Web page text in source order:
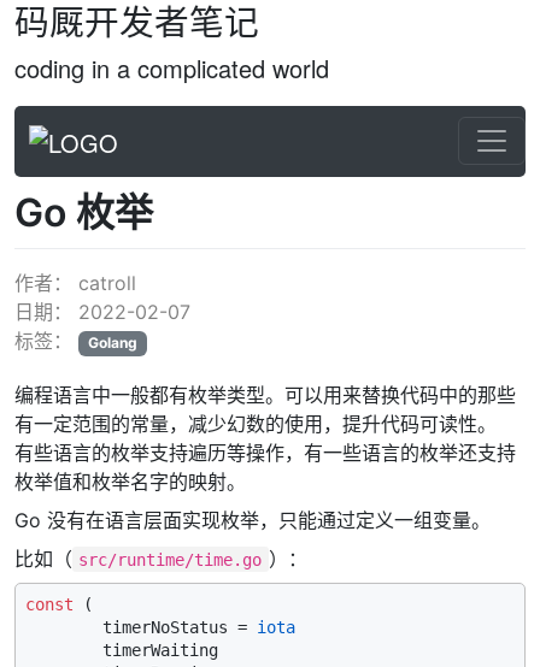
码厩开发者笔记
coding in a complicated world
Go 枚举
作者： catroll
日期： 2022-02-07
标签：
Golang
编程语言中一般都有枚举类型。可以用来替换代码中的那些
有一定范围的常量，减少幻数的使用，提升代码可读性。
有些语言的枚举支持遍历等操作，有一些语言的枚举还支持
枚举值和枚举名字的映射。
Go 没有在语言层面实现枚举，只能通过定义一组变量。
比如（ src/runtime/time.go ）：
const (
        timerNoStatus =
iota
        timerWaiting